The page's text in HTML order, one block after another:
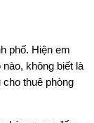
phố. Hiện em
không biết là
thuê phòng